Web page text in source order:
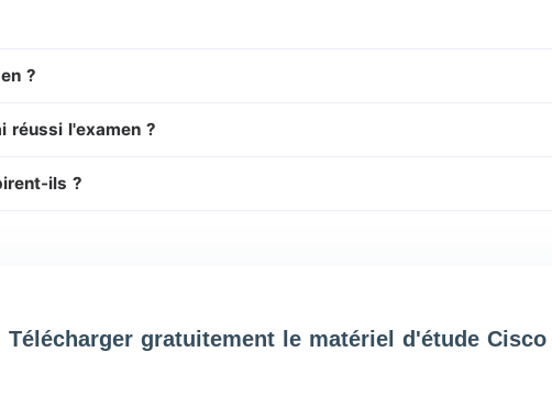
?
réussi l'examen ?
ils ?
Télécharger gratuitement le matériel d'étude Cisco